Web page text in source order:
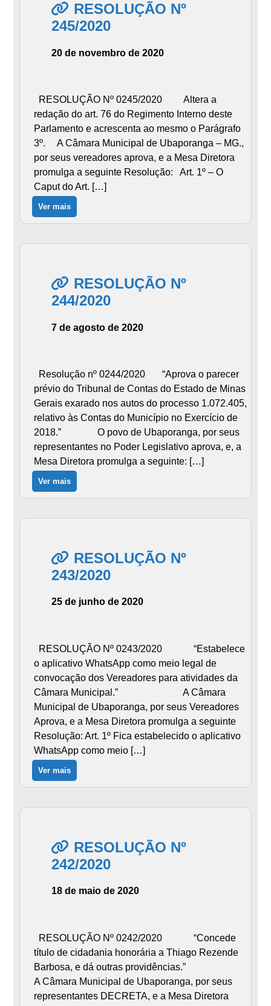
RESOLUÇÃO Nº
245/2020
20 de novembro de 2020
RESOLUÇÃO Nº 0245/2020 Altera a
redação do art. 76 do Regimento Interno deste
Parlamento e acrescenta ao mesmo o Parágrafo
3º. A Câmara Municipal de Ubaporanga – MG.,
por seus vereadores aprova, e a Mesa Diretora
promulga a seguinte Resolução: Art. 1º – O
Caput do Art. […]
Ver mais
RESOLUÇÃO Nº
244/2020
7 de agosto de 2020
Resolução nº 0244/2020 “Aprova o parecer
prévio do Tribunal de Contas do Estado de Minas
Gerais exarado nos autos do processo 1.072.405,
relativo às Contas do Município no Exercício de
2018.” O povo de Ubaporanga, por seus
representantes no Poder Legislativo aprova, e, a
Mesa Diretora promulga a seguinte: […]
Ver mais
RESOLUÇÃO Nº
243/2020
25 de junho de 2020
RESOLUÇÃO Nº 0243/2020 “Estabelece
o aplicativo WhatsApp como meio legal de
convocação dos Vereadores para atividades da
Câmara Municipal.” A Câmara
Municipal de Ubaporanga, por seus Vereadores
Aprova, e a Mesa Diretora promulga a seguinte
Resolução: Art. 1º Fica estabelecido o aplicativo
WhatsApp como meio […]
Ver mais
RESOLUÇÃO Nº
242/2020
18 de maio de 2020
RESOLUÇÃO Nº 0242/2020 “Concede
título de cidadania honorária a Thiago Rezende
Barbosa, e dá outras providências.”
A Câmara Municipal de Ubaporanga, por seus
representantes DECRETA, e a Mesa Diretora